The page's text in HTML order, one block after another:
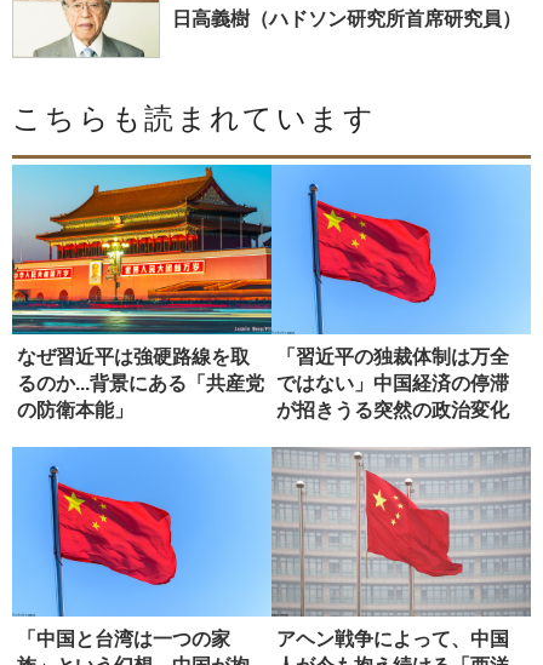
日高義樹（ハドソン研究所首席研究員）
こちらも読まれています
なぜ習近平は強硬路線を取
るのか...背景にある「共産党
の防衛本能」
「習近平の独裁体制は万全
ではない」中国経済の停滞
が招きうる突然の政治変化
「中国と台湾は一つの家
アヘン戦争によって、中国